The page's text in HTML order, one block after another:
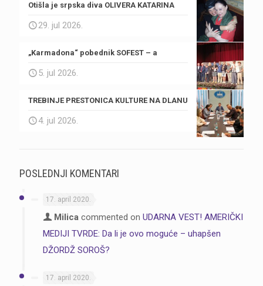
Otišla je srpska diva OLIVERA KATARINA
29. jul 2026.
„Karmadona“ pobednik SOFEST – a
5. jul 2026.
TREBINJE PRESTONICA KULTURE NA DLANU
4. jul 2026.
POSLEDNJI KOMENTARI
17. april 2020.
Milica commented on UDARNA VEST! AMERIČKI
MEDIJI TVRDE: Da li je ovo moguće – uhapšen
DŽORDŽ SOROŠ?
17. april 2020.